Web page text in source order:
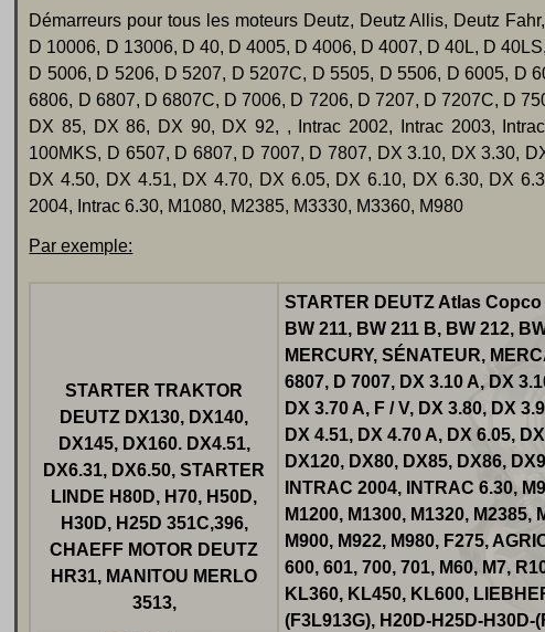
Démarreurs pour tous les moteurs Deutz, Deutz Allis, Deutz
D 10006, D 13006, D 40, D 4005, D 4006, D 4007, D 40L, D
D 5006, D 5206, D 5207, D 5207C, D 5505, D 5506, D 6005, D
6806, D 6807, D 6807C, D 7006, D 7206, D 7207, D 7207C, D
DX 85, DX 86, DX 90, DX 92, , Intrac 2002, Intrac 2003,
100MKS, D 6507, D 6807, D 7007, D 7807, DX 3.10, DX 3.30,
DX 4.50, DX 4.51, DX 4.70, DX 6.05, DX 6.10, DX 6.30, DX
2004, Intrac 6.30, M1080, M2385, M3330, M3360, M980
Par exemple:
STARTER TRAKTOR
DEUTZ DX130, DX140,
DX145, DX160. DX4.51,
DX6.31, DX6.50, STARTER
LINDE H80D, H70, H50D,
H30D, H25D 351C,396,
CHAEFF MOTOR DEUTZ
HR31, MANITOU MERLO
3513,
STARTER DEUTZ Atlas Copco
BW 211, BW 211 B, BW 212,
MERCURY, SÉNATEUR,
6807, D 7007, DX 3.10 A, DX
DX 3.70 A, F / V, DX 3.80, DX
DX 4.51, DX 4.70 A, DX 6.05,
DX120, DX80, DX85, DX86,
INTRAC 2004, INTRAC 6.30,
M1200, M1300, M1320, M2385,
M900, M922, M980, F275,
600, 601, 700, 701, M60, M7,
KL360, KL450, KL600,
(F3L913G), H20D-H25D-H30D-